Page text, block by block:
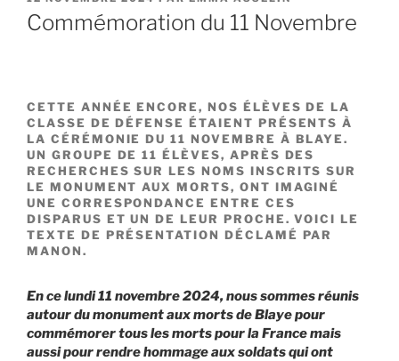
LE
Commémoration du 11 Novembre
CETTE ANNÉE ENCORE, NOS ÉLÈVES DE LA
CLASSE DE DÉFENSE ÉTAIENT PRÉSENTS À
LA CÉRÉMONIE DU 11 NOVEMBRE À BLAYE.
UN GROUPE DE 11 ÉLÈVES, APRÈS DES
RECHERCHES SUR LES NOMS INSCRITS SUR
LE MONUMENT AUX MORTS, ONT IMAGINÉ
UNE CORRESPONDANCE ENTRE CES
DISPARUS ET UN DE LEUR PROCHE. VOICI LE
TEXTE DE PRÉSENTATION DÉCLAMÉ PAR
MANON.
En ce lundi 11 novembre 2024, nous sommes réunis
autour du monument aux morts de Blaye pour
commémorer tous les morts pour la France mais
aussi pour rendre hommage aux soldats qui ont